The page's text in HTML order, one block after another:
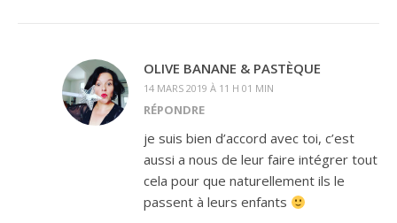
OLIVE BANANE & PASTÈQUE
14 MARS 2019 À 11 H 01 MIN
RÉPONDRE
je suis bien d’accord avec toi, c’est
aussi a nous de leur faire intégrer tout
cela pour que naturellement ils le
passent à leurs enfants